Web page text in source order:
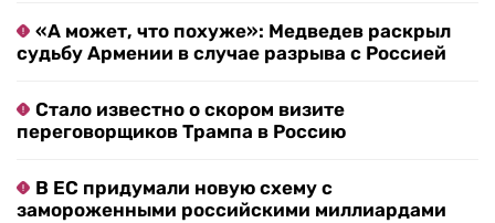
«А может, что похуже»: Медведев раскрыл
судьбу Армении в случае разрыва с Россией
Стало известно о скором визите
переговорщиков Трампа в Россию
В ЕС придумали новую схему с
замороженными российскими миллиардами